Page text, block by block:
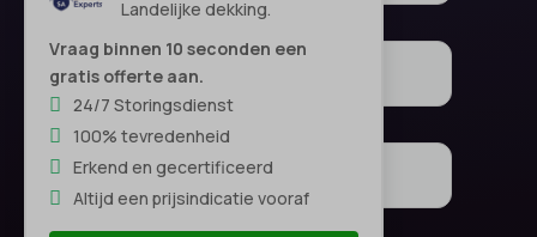
Landelijke dekking.
Vraag binnen 10 seconden een
gratis offerte aan.
24/7 Storingsdienst
100% tevredenheid
Erkend en gecertificeerd
Altijd een prijsindicatie vooraf